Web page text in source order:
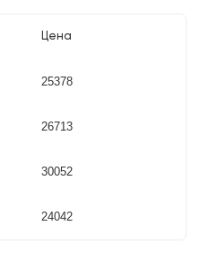
Цена
25378
26713
30052
24042